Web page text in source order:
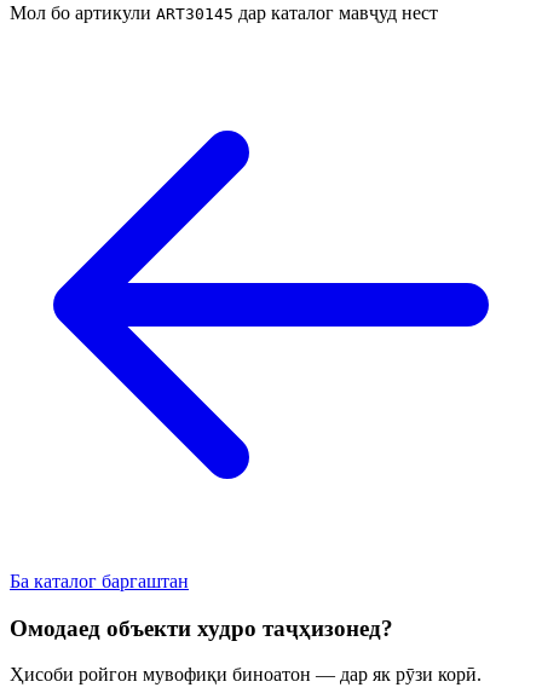
Мол бо артикули ART30145 дар каталог мавҷуд нест
Ба каталог баргаштан
Омодаед объекти худро таҷҳизонед?
Ҳисоби ройгон мувофиқи биноатон — дар як рӯзи корӣ.